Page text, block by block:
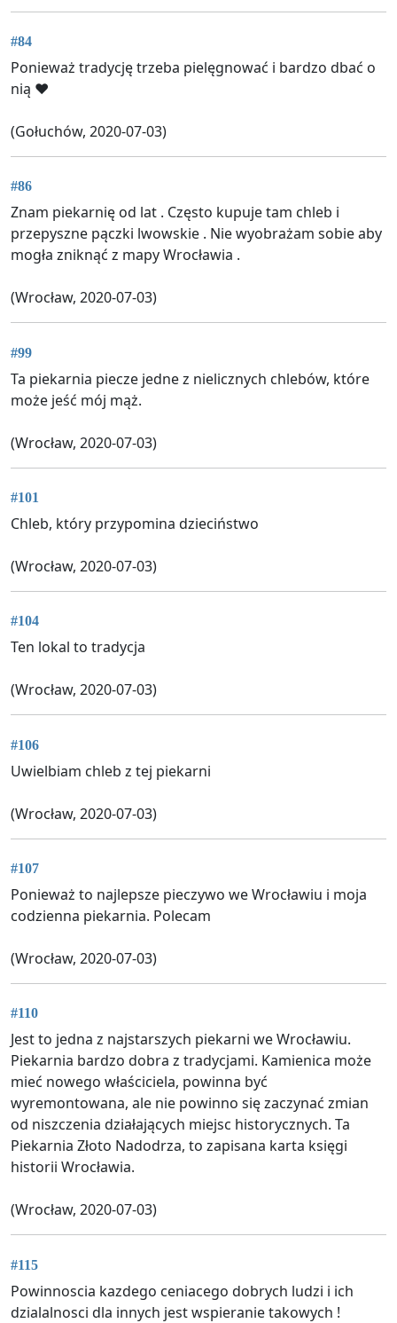
#84
Ponieważ tradycję trzeba pielęgnować i bardzo dbać o
nią ❤️
(Gołuchów, 2020-07-03)
#86
Znam piekarnię od lat . Często kupuje tam chleb i
przepyszne pączki lwowskie . Nie wyobrażam sobie aby
mogła zniknąć z mapy Wrocławia .
(Wrocław, 2020-07-03)
#99
Ta piekarnia piecze jedne z nielicznych chlebów, które
może jeść mój mąż.
(Wrocław, 2020-07-03)
#101
Chleb, który przypomina dzieciństwo
(Wrocław, 2020-07-03)
#104
Ten lokal to tradycja
(Wrocław, 2020-07-03)
#106
Uwielbiam chleb z tej piekarni
(Wrocław, 2020-07-03)
#107
Ponieważ to najlepsze pieczywo we Wrocławiu i moja
codzienna piekarnia. Polecam
(Wrocław, 2020-07-03)
#110
Jest to jedna z najstarszych piekarni we Wrocławiu.
Piekarnia bardzo dobra z tradycjami. Kamienica może
mieć nowego właściciela, powinna być
wyremontowana, ale nie powinno się zaczynać zmian
od niszczenia działających miejsc historycznych. Ta
Piekarnia Złoto Nadodrza, to zapisana karta księgi
historii Wrocławia.
(Wrocław, 2020-07-03)
#115
Powinnoscia kazdego ceniacego dobrych ludzi i ich
dzialalnosci dla innych jest wspieranie takowych !